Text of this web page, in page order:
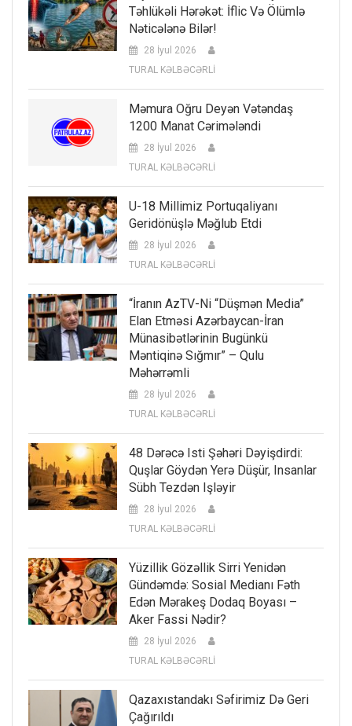
Təhlükəli Hərəkət: İflic Və Ölümlə
Nəticələnə Bilər!
28 İyul 2026
TURAL KƏLBƏCƏRLİ
Məmura Oğru Deyən Vətəndaş
1200 Manat Cərimələndi
28 İyul 2026
TURAL KƏLBƏCƏRLİ
U-18 Millimiz Portuqaliyanı
Geridönüşlə Məğlub Etdi
28 İyul 2026
TURAL KƏLBƏCƏRLİ
“İranın AzTV-Ni “düşmən Media”
Elan Etməsi Azərbaycan-İran
Münasibətlərinin Bugünkü
Məntiqinə Sığmır” – Qulu
Məhərrəmli
28 İyul 2026
TURAL KƏLBƏCƏRLİ
48 Dərəcə Isti Şəhəri Dəyişdirdi:
Quşlar Göydən Yerə Düşür, Insanlar
Sübh Tezdən Işləyir
28 İyul 2026
TURAL KƏLBƏCƏRLİ
Yüzillik Gözəllik Sirri Yenidən
Gündəmdə: Sosial Medianı Fəth
Edən Mərakeş Dodaq Boyası –
Aker Fassi Nədir?
28 İyul 2026
TURAL KƏLBƏCƏRLİ
Qazaxıstandakı Səfirimiz Də Geri
Çağırıldı